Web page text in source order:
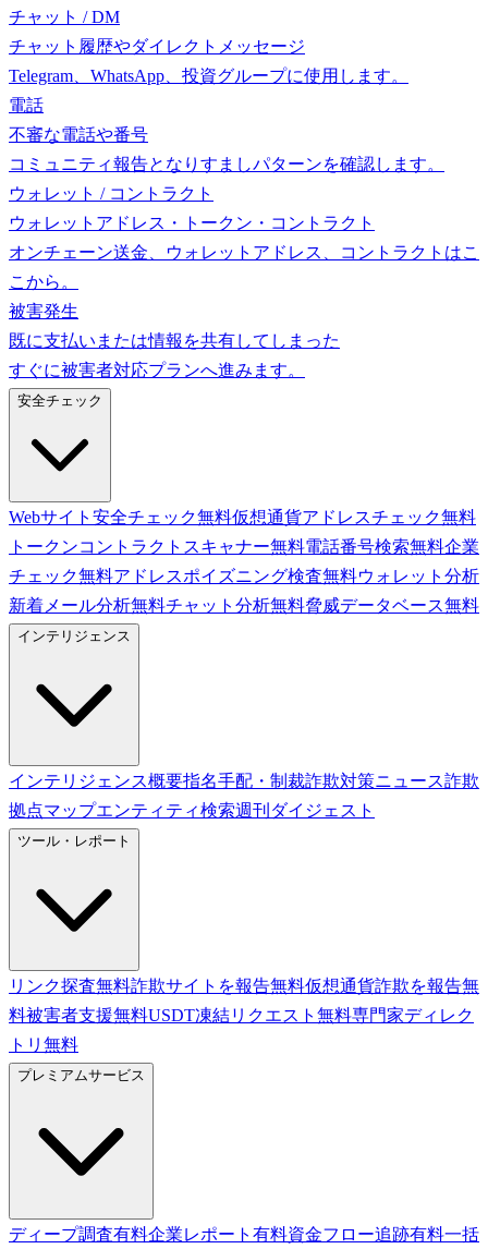
チャット / DM
チャット履歴やダイレクトメッセージ
Telegram、WhatsApp、投資グループに使用します。
電話
不審な電話や番号
コミュニティ報告となりすましパターンを確認します。
ウォレット / コントラクト
ウォレットアドレス・トークン・コントラクト
オンチェーン送金、ウォレットアドレス、コントラクトはこ
こから。
被害発生
既に支払いまたは情報を共有してしまった
すぐに被害者対応プランへ進みます。
安全チェック
Webサイト安全チェック無料仮想通貨アドレスチェック無料
トークンコントラクトスキャナー無料電話番号検索無料企業
チェック無料アドレスポイズニング検査無料ウォレット分析
新着 メール分析無料チャット分析無料脅威データベース無料
インテリジェンス
インテリジェンス概要指名手配・制裁詐欺対策ニュース詐欺
拠点マップエンティティ検索週刊ダイジェスト
ツール・レポート
リンク探査無料詐欺サイトを報告無料仮想通貨詐欺を報告無
料被害者支援無料USDT凍結リクエスト 無料専門家ディレク
トリ 無料
プレミアムサービス
ディープ調査有料企業レポート 有料資金フロー追跡有料一括